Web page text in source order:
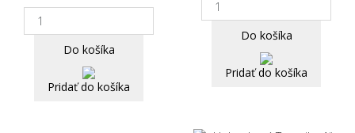
Do košíka
Pridať do košíka
Do košíka
Pridať do košíka